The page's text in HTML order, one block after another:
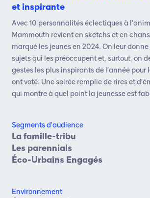
et inspirante
Avec 10 personnalités éclectiques à
Mammouth revient en sketchs et en
marqué les jeunes en 2024. On leur
sujets qui les préoccupent et, surtout, on
gestes les plus inspirants de l’année pour
ontvoté. Une soirée remplie de rires et
qui montre à quel point la jeunesse est
Segments d'audience
La famille-tribu
Les parennials
Éco-Urbains Engagés
Environnement